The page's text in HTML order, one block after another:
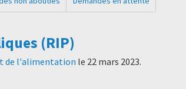
(RIP)
de l'alimentation le 22 mars 2023.